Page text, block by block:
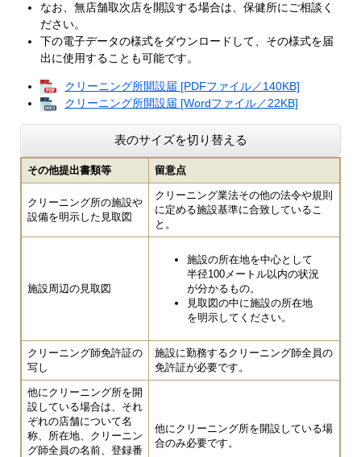
なお、無店舗取次店を開設する場合は、保健所にご相談く
ださい。
下の電子データの様式をダウンロードして、その様式を届
出に使用することも可能です。
クリーニング所開設届 [PDFファイル／140KB]
クリーニング所開設届 [Wordファイル／22KB]
表のサイズを切り替える
その他提出書類等 留意点
クリーニング所の施設や
設備を明示した見取図
クリーニング業法その他の法令や規則
に定める施設基準に合致しているこ
と。
施設周辺の見取図
施設の所在地を中心として
半径100メートル以内の状況
が分かるもの。
見取図の中に施設の所在地
を明示してください。
クリーニング師免許証の
写し
施設に勤務するクリーニング師全員の
免許証が必要です。
他にクリーニング所を開
設している場合は、それ
ぞれの店舗について名
称、所在地、クリーニン
グ師全員の名前、登録番
他にクリーニング所を開設している場
合のみ必要です。